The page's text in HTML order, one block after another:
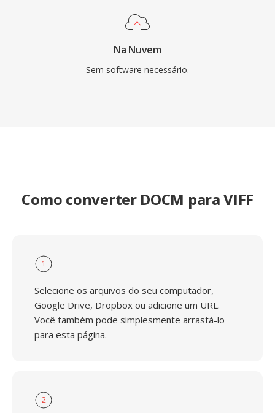
Na Nuvem
Sem software necessário.
Como converter DOCM para VIFF
1
Selecione os arquivos do seu computador,
Google Drive, Dropbox ou adicione um URL.
Você também pode simplesmente arrastá-lo
para esta página.
2